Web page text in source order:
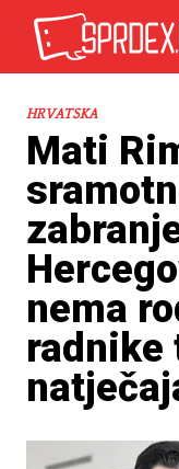
HRVATSKA
Mati
nema
radnike